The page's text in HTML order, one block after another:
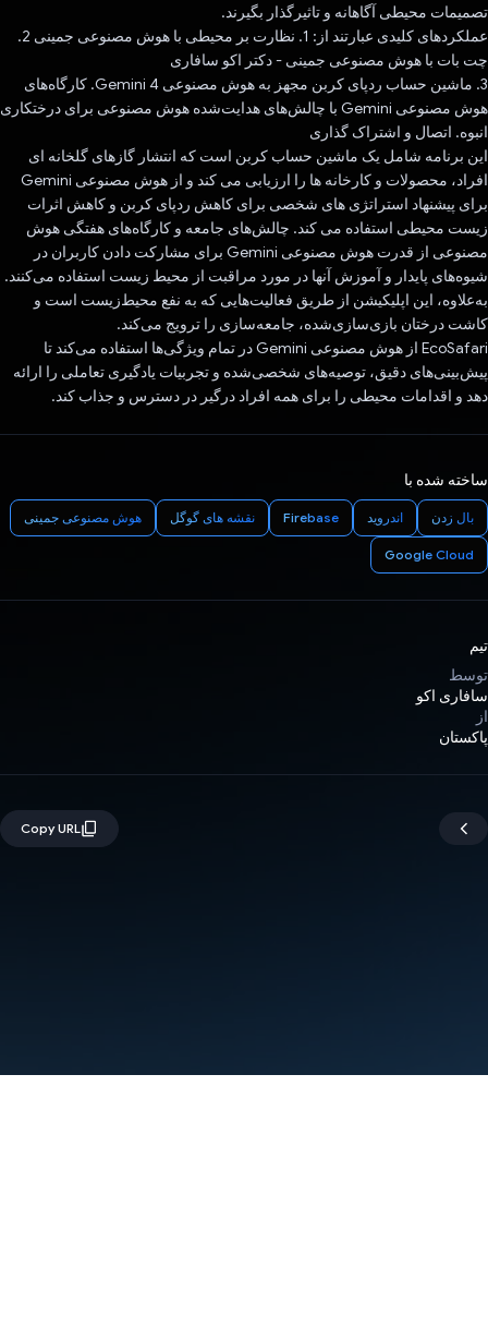
تصمیمات محیطی آگاهانه و تاثیرگذار بگیرند.
عملکردهای کلیدی عبارتند از: 1. نظارت بر محیطی با هوش مصنوعی جمینی 2.
چت بات با هوش مصنوعی جمینی - دکتر اکو سافاری
3. ماشین حساب ردپای کربن مجهز به هوش مصنوعی Gemini 4. کارگاه‌های
هوش مصنوعی Gemini با چالش‌های هدایت‌شده هوش مصنوعی برای درختکاری
انبوه. اتصال و اشتراک گذاری
این برنامه شامل یک ماشین حساب کربن است که انتشار گازهای گلخانه ای
افراد، محصولات و کارخانه ها را ارزیابی می کند و از هوش مصنوعی Gemini
برای پیشنهاد استراتژی های شخصی برای کاهش ردپای کربن و کاهش اثرات
زیست محیطی استفاده می کند. چالش‌های جامعه و کارگاه‌های هفتگی هوش
مصنوعی از قدرت هوش مصنوعی Gemini برای مشارکت دادن کاربران در
شیوه‌های پایدار و آموزش آنها در مورد مراقبت از محیط زیست استفاده می‌کنند.
به‌علاوه، این اپلیکیشن از طریق فعالیت‌هایی که به نفع محیط‌زیست است و
کاشت درختان بازی‌سازی‌شده، جامعه‌سازی را ترویج می‌کند.
EcoSafari از هوش مصنوعی Gemini در تمام ویژگی‌ها استفاده می‌کند تا
پیش‌بینی‌های دقیق، توصیه‌های شخصی‌شده و تجربیات یادگیری تعاملی را ارائه
دهد و اقدامات محیطی را برای همه افراد درگیر در دسترس و جذاب کند.
ساخته شده با
بال زدن اندروید Firebase نقشه های گوگل هوش مصنوعی جمینی
Google Cloud
تیم
توسط
سافاری اکو
از
پاکستان